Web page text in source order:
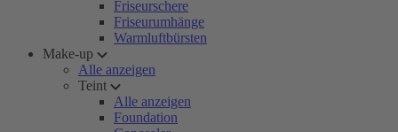
Friseurschere
Friseurumhänge
Warmluftbürsten
Make-up
Alle anzeigen
Teint
Alle anzeigen
Foundation